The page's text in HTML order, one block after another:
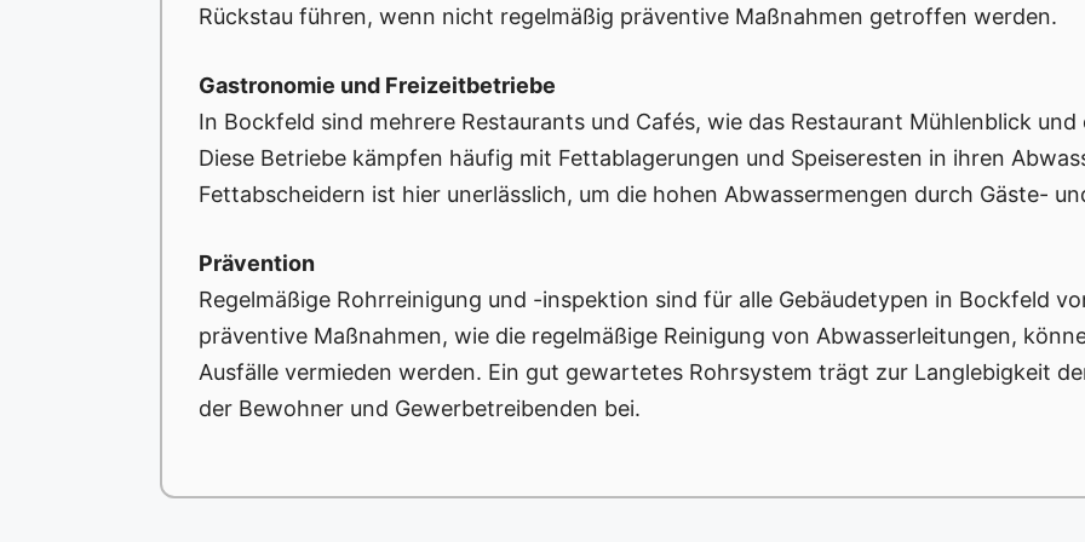
Rückstau führen, wenn nicht regelmäßig präventive Maßnahmen getroffen werden.
Gastronomie und Freizeitbetriebe
In Bockfeld sind mehrere Restaurants und Cafés, wie das Restaurant Mühlenblick
Diese Betriebe kämpfen häufig mit Fettablagerungen und Speiseresten in ihren
Fettabscheidern ist hier unerlässlich, um die hohen Abwassermengen durch Gäste-
Prävention
Regelmäßige Rohrreinigung und -inspektion sind für alle Gebäudetypen in Bockfeld
präventive Maßnahmen, wie die regelmäßige Reinigung von Abwasserleitungen,
Ausfälle vermieden werden. Ein gut gewartetes Rohrsystem trägt zur Langlebigkeit
der Bewohner und Gewerbetreibenden bei.